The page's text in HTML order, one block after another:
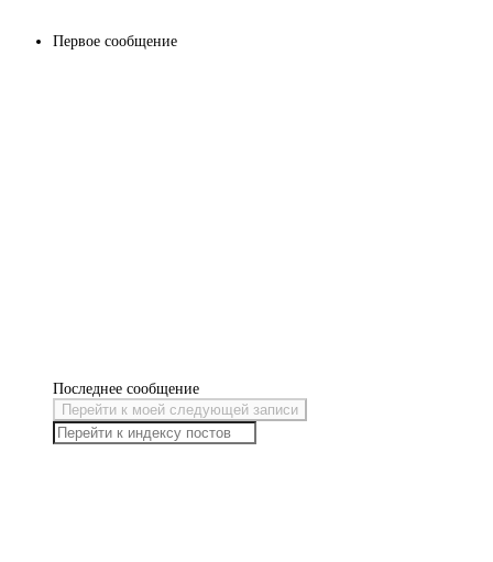
Первое сообщение
Последнее сообщение
Перейти к моей следующей записи